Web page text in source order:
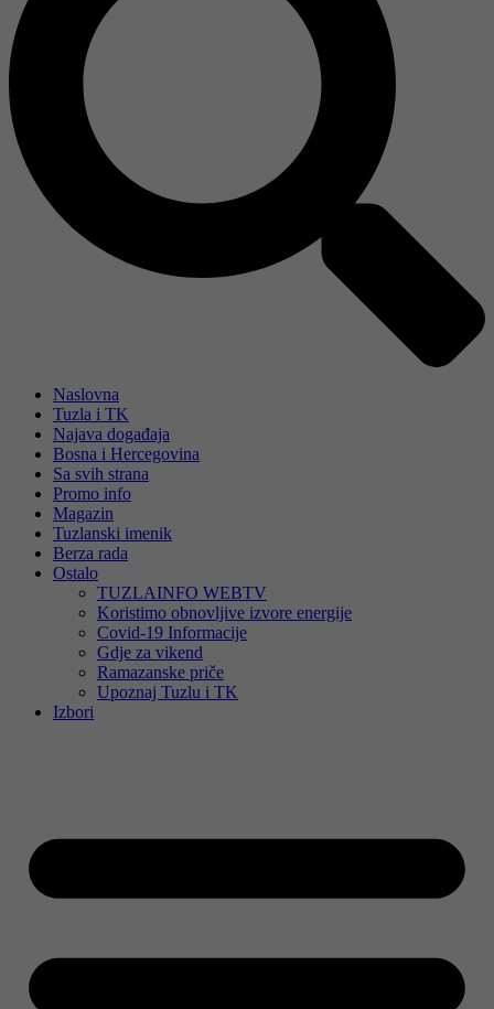
Naslovna
Tuzla i TK
Najava događaja
Bosna i Hercegovina
Sa svih strana
Promo info
Magazin
Tuzlanski imenik
Berza rada
Ostalo
TUZLAINFO WEBTV
Koristimo obnovljive izvore energije
Covid-19 Informacije
Gdje za vikend
Ramazanske priče
Upoznaj Tuzlu i TK
Izbori